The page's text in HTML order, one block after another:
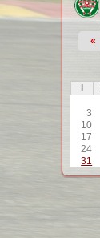
«
3
10
17
24
31